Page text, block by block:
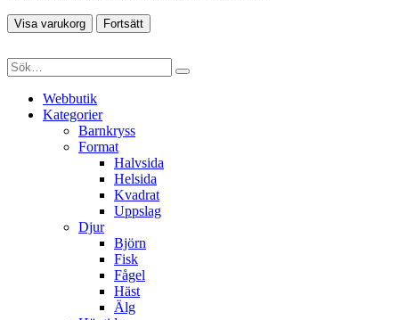
Visa varukorg Fortsätt
Webbutik
Kategorier
Barnkryss
Format
Halvsida
Helsida
Kvadrat
Uppslag
Djur
Björn
Fisk
Fågel
Häst
Älg